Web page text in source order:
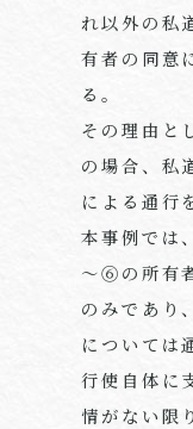
れ以外の私
有者の同意
る。
その理由と
の場合、私
による通行
本事例では
～⑥の所有
のみであり
については
行使自体に
情がない限